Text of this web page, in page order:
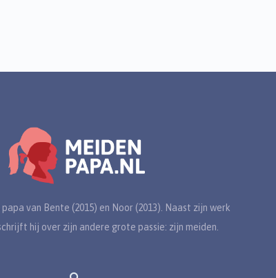
papa van Bente (2015) en Noor (2013). Naast zijn werk
hij over zijn andere grote passie: zijn meiden.